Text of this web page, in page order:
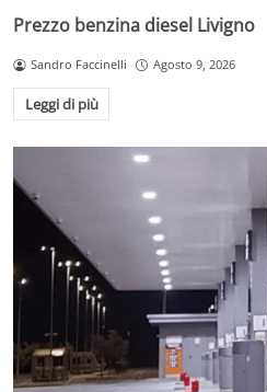
Prezzo benzina diesel Livigno
Sandro Faccinelli Agosto 9, 2026
Leggi di più